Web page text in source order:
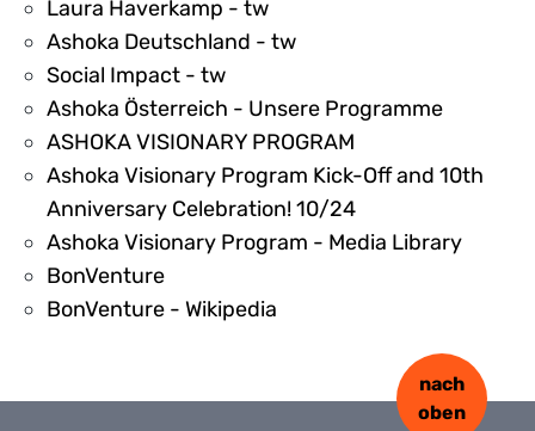
Laura Haverkamp - tw
Ashoka Deutschland - tw
Social Impact - tw
Ashoka Österreich - Unsere Programme
ASHOKA VISIONARY PROGRAM
Ashoka Visionary Program Kick-Off and 10th
Anniversary Celebration! 10/24
Ashoka Visionary Program - Media Library
BonVenture
BonVenture - Wikipedia
nach
oben